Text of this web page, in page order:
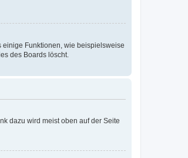
einige Funktionen, wie beispielsweise
des Boards löscht.
dazu wird meist oben auf der Seite